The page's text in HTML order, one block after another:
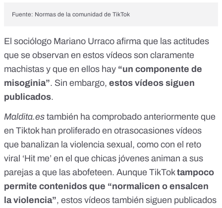
Fuente: Normas de la comunidad de TikTok
El sociólogo Mariano Urraco afirma que las actitudes
que se observan en estos vídeos son claramente
machistas y que en ellos hay “un componente de
misoginia”. Sin embargo, estos vídeos siguen
publicados.
Maldita.es también ha comprobado anteriormente que
en Tiktok han proliferado en otrasocasiones vídeos
que banalizan la violencia sexual, como con el reto
viral ‘Hit me’ en el que chicas jóvenes animan a sus
parejas a que las abofeteen. Aunque TikToktampoco
permite contenidos que “normalicen o ensalcen
la violencia”, estos vídeos también siguen publicados